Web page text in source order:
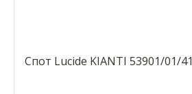
Спот Lucide KIANTI 53901/01/41